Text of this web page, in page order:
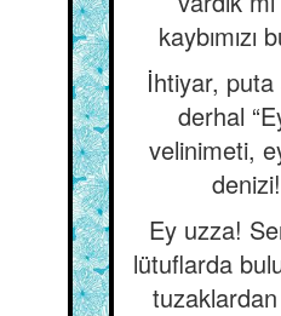
kaybımızı
İhtiyar,
derhal
velinimeti,
denizi!
Ey uzza!
lütuflarda